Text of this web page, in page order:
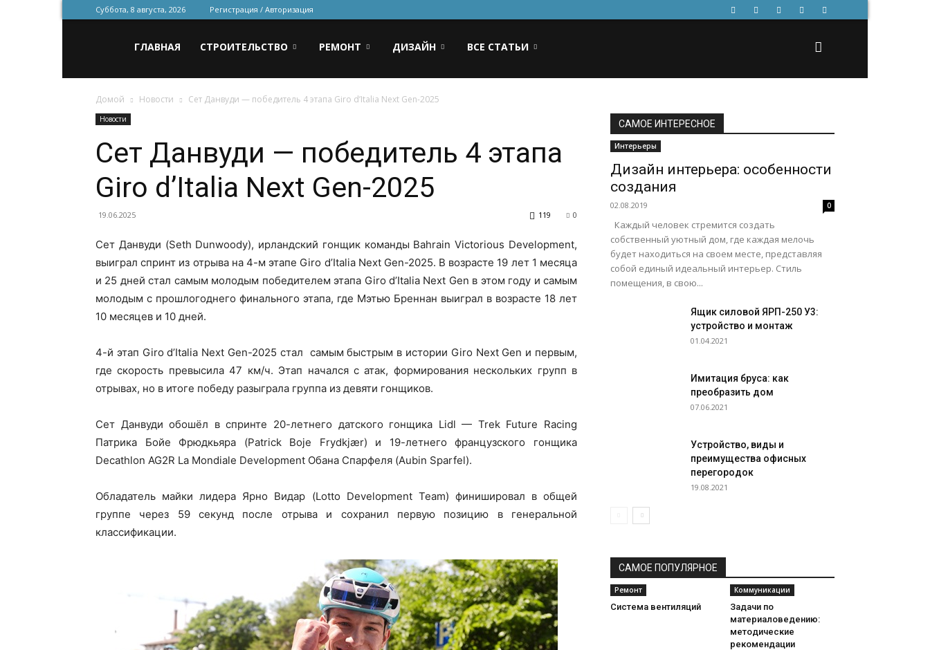
Суббота, 8 августа, 2026 Регистрация / Авторизация
для
строительства
и
ремонта
ГЛАВНАЯ СТРОИТЕЛЬСТВО РЕМОНТ ДИЗАЙН ВСЕ СТАТЬИ
Домой Новости Сет Данвуди — победитель 4 этапа Giro d’Italia Next Gen-2025
Новости
Сет Данвуди — победитель 4 этапа
Giro d’Italia Next Gen-2025
19.06.2025 0
119
Сет Данвуди (Seth Dunwoody), ирландский гонщик команды Bahrain Victorious Development,
выиграл спринт из отрыва на 4-м этапе Giro d’Italia Next Gen-2025. В возрасте 19 лет 1 месяца
и 25 дней стал самым молодым победителем этапа Giro d’Italia Next Gen в этом году и самым
молодым с прошлогоднего финального этапа, где Мэтью Бреннан выиграл в возрасте 18 лет
10 месяцев и 10 дней.
4-й этап Giro d’Italia Next Gen-2025 стал самым быстрым в истории Giro Next Gen и первым,
где скорость превысила 47 км/ч. Этап начался с атак, формирования нескольких групп в
отрывах, но в итоге победу разыграла группа из девяти гонщиков.
Сет Данвуди обошёл в спринте 20-летнего датского гонщика Lidl — Trek Future Racing
Патрика Бойе Фрюдкьяра (Patrick Boje Frydkjær) и 19-летнего французского гонщика
Decathlon AG2R La Mondiale Development Обана Спарфеля (Aubin Sparfel).
Обладатель майки лидера Ярно Видар (Lotto Development Team) финишировал в общей
группе через 59 секунд после отрыва и сохранил первую позицию в генеральной
классификации.
САМОЕ ИНТЕРЕСНОЕ
Интерьеры
Дизайн интерьера: особенности
создания
02.08.2019 0
Каждый человек стремится создать
собственный уютный дом, где каждая мелочь
будет находиться на своем месте, представляя
собой единый идеальный интерьер. Стиль
помещения, в свою...
Ящик силовой ЯРП-250 У3:
устройство и монтаж
01.04.2021
Имитация бруса: как
преобразить дом
07.06.2021
Устройство, виды и
преимущества офисных
перегородок
19.08.2021
САМОЕ ПОПУЛЯРНОЕ
Ремонт
Система вентиляций
Коммуникации
Задачи по
материаловедению:
методические
рекомендации